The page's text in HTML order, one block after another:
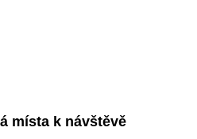
místa k návštěvě